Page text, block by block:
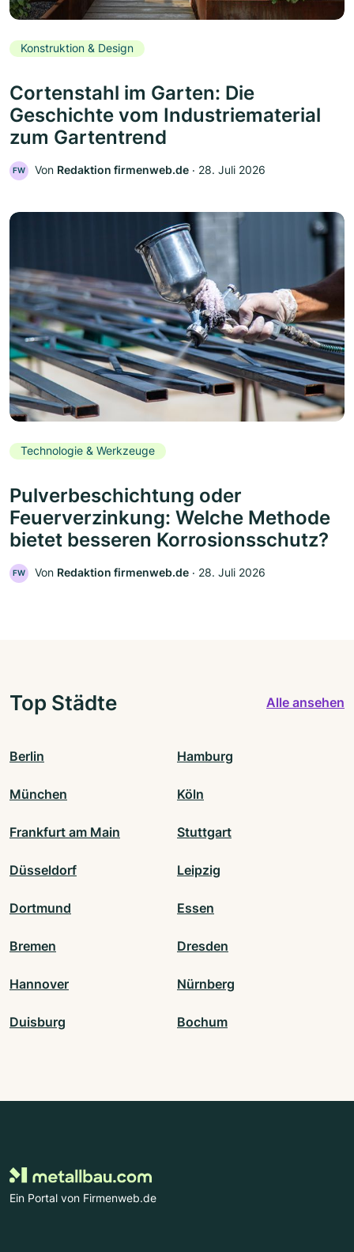
Konstruktion & Design
Cortenstahl im Garten: Die
Geschichte vom Industriematerial
zum Gartentrend
FW Von Redaktion firmenweb.de ‧ 28. Juli 2026
Technologie & Werkzeuge
Pulverbeschichtung oder
Feuerverzinkung: Welche Methode
bietet besseren Korrosionsschutz?
FW Von Redaktion firmenweb.de ‧ 28. Juli 2026
Top Städte Alle ansehen
Berlin Hamburg
München Köln
Frankfurt am Main Stuttgart
Düsseldorf Leipzig
Dortmund Essen
Bremen Dresden
Hannover Nürnberg
Duisburg Bochum
Ein Portal von Firmenweb.de